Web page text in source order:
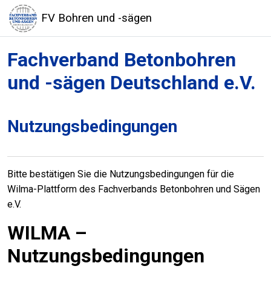
Zum Hauptinhalt
FV Bohren und -sägen
Fachverband Betonbohren
und -sägen Deutschland e.V.
Nutzungsbedingungen
Bitte bestätigen Sie die Nutzungsbedingungen für die
Wilma-Plattform des Fachverbands Betonbohren und Sägen
e.V.
WILMA –
Nutzungsbedingungen